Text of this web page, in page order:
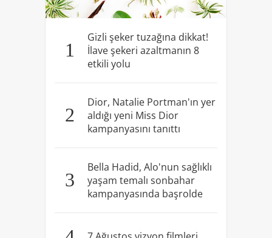
1
Gizli şeker tuzağına dikkat!
İlave şekeri azaltmanın 8
etkili yolu
2
Dior, Natalie Portman'ın yer
aldığı yeni Miss Dior
kampanyasını tanıttı
3
Bella Hadid, Alo'nun sağlıklı
yaşam temalı sonbahar
kampanyasında başrolde